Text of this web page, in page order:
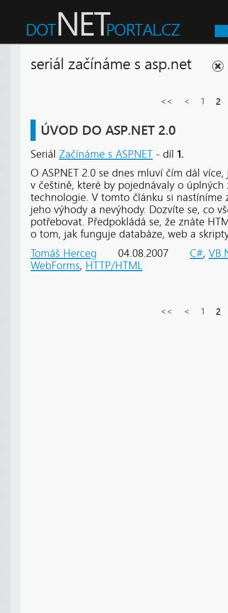
seriál začínáme s asp.net
<< < 1 2
ÚVOD DO ASP.NET 2.0
Seriál Začínáme s ASP.NET - díl 1.
O ASP.NET 2.0 se dnes mluví čím dál
v češtině, které by pojednávaly o úplných
technologie. V tomto článku si nastíníme
jeho výhody a nevýhody. Dozvíte se, co
potřebovat. Předpokládá se, že znáte
o tom, jak funguje databáze, web a
Tomáš Herceg
04.08.2007 C#,
WebForms, HTTP/HTML
<< < 1 2